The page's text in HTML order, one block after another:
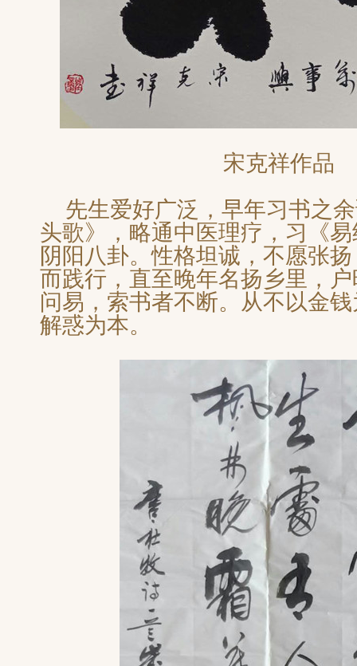
宋克祥作品
先生爱好广泛，早年习书之
头歌》，略通中医理疗，习《
阴阳八卦。性格坦诚，不愿张
而践行，直至晚年名扬乡里，
问易，索书者不断。从不以金
解惑为本。